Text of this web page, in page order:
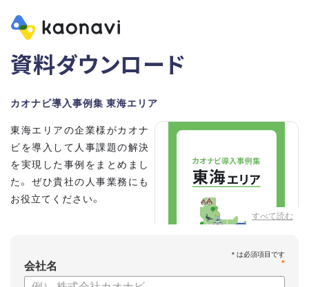
資料ダウンロード
カオナビ導入事例集 東海エリア
すべて読む
東海エリアの企業様がカオナ
ビを導入して人事課題の解決
を実現した事例をまとめまし
た。 ぜひ貴社の人事業務にも
お役立てください。
*
会社名